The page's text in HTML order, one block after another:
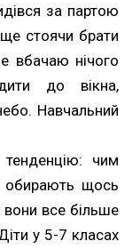
за партою
стоячи брати
вбачаю нічого
до вікна,
Навчальний
тенденцію: чим
обирають щось
вони все більше
у 5-7 класах